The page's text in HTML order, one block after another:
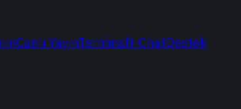
Canlı YayınTerminalt-ChatDestek